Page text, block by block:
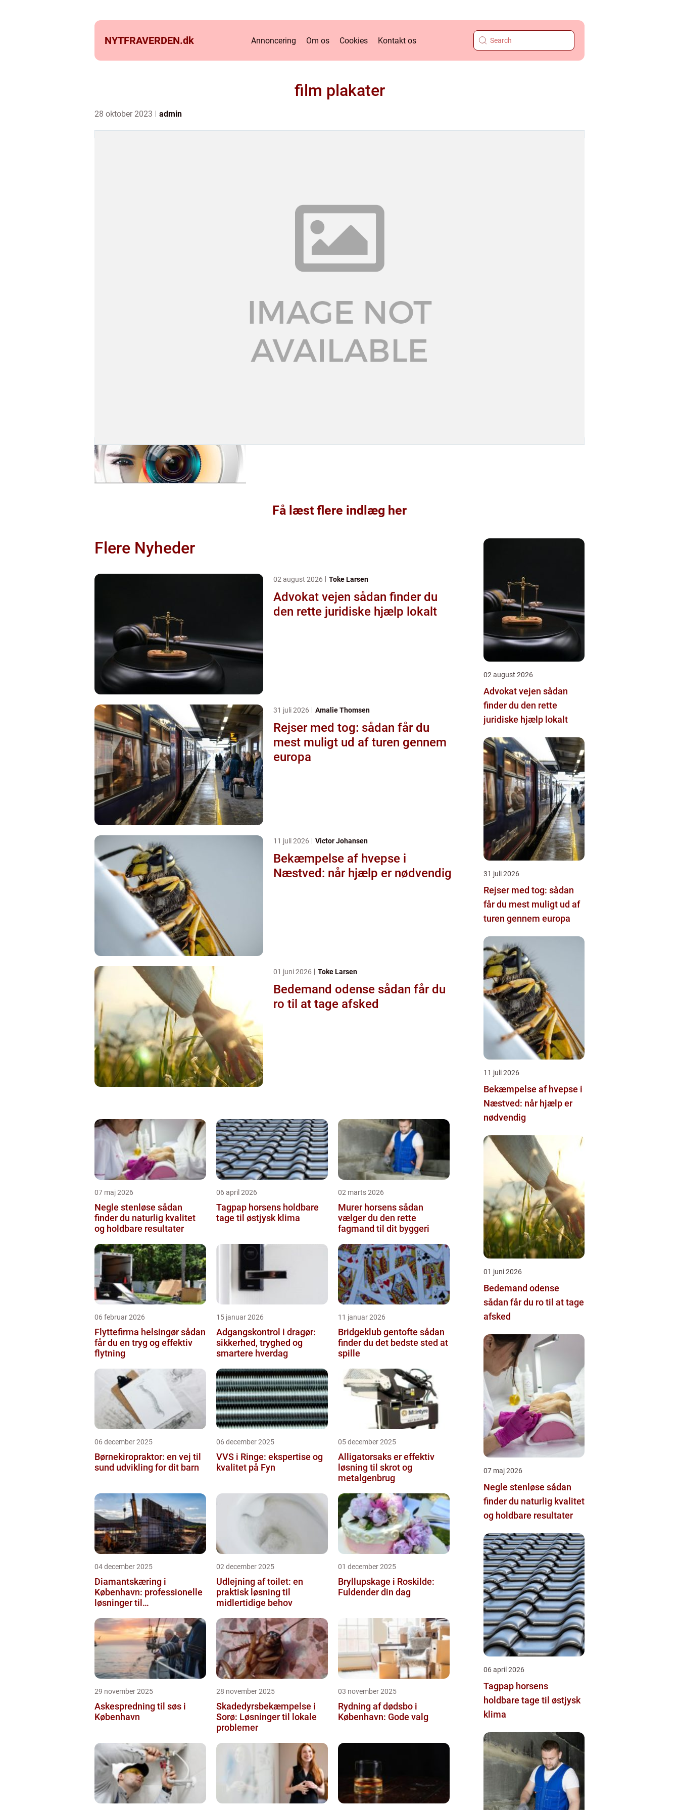
NYTFRAVERDEN.dk Annoncering Om os Cookies Kontakt os
film plakater
28 oktober 2023 admin
Få læst flere indlæg her
Flere Nyheder
02 august 2026 Toke Larsen
Advokat vejen sådan finder du
den rette juridiske hjælp lokalt
31 juli 2026 Amalie Thomsen
Rejser med tog: sådan får du
mest muligt ud af turen gennem
europa
11 juli 2026 Victor Johansen
Bekæmpelse af hvepse i
Næstved: når hjælp er nødvendig
01 juni 2026 Toke Larsen
Bedemand odense sådan får du
ro til at tage afsked
07 maj 2026
Negle stenløse sådan
finder du naturlig kvalitet
og holdbare resultater
06 april 2026
Tagpap horsens holdbare
tage til østjysk klima
02 marts 2026
Murer horsens sådan
vælger du den rette
fagmand til dit byggeri
06 februar 2026
Flyttefirma helsingør sådan
får du en tryg og effektiv
flytning
15 januar 2026
Adgangskontrol i dragør:
sikkerhed, tryghed og
smartere hverdag
11 januar 2026
Bridgeklub gentofte sådan
finder du det bedste sted at
spille
06 december 2025
Børnekiropraktor: en vej til
sund udvikling for dit barn
06 december 2025
VVS i Ringe: ekspertise og
kvalitet på Fyn
05 december 2025
Alligatorsaks er effektiv
løsning til skrot og
metalgenbrug
04 december 2025
Diamantskæring i
København: professionelle
løsninger til
02 december 2025
Udlejning af toilet: en
praktisk løsning til
midlertidige behov
01 december 2025
Bryllupskage i Roskilde:
Fuldender din dag
29 november 2025
Askespredning til søs i
København
28 november 2025
Skadedyrsbekæmpelse i
Sorø: Løsninger til lokale
problemer
03 november 2025
Rydning af dødsbo i
København: Gode valg
02 august 2026
Advokat vejen sådan
finder du den rette
juridiske hjælp lokalt
31 juli 2026
Rejser med tog: sådan
får du mest muligt ud af
turen gennem europa
11 juli 2026
Bekæmpelse af hvepse i
Næstved: når hjælp er
nødvendig
01 juni 2026
Bedemand odense
sådan får du ro til at tage
afsked
07 maj 2026
Negle stenløse sådan
finder du naturlig kvalitet
og holdbare resultater
06 april 2026
Tagpap horsens
holdbare tage til østjysk
klima